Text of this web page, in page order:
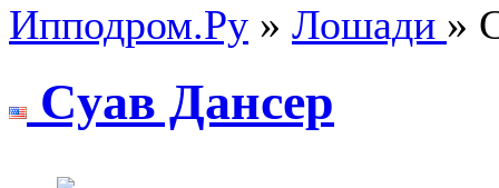
Ипподром.Ру » Лошади »
Cуaв Дaнсep